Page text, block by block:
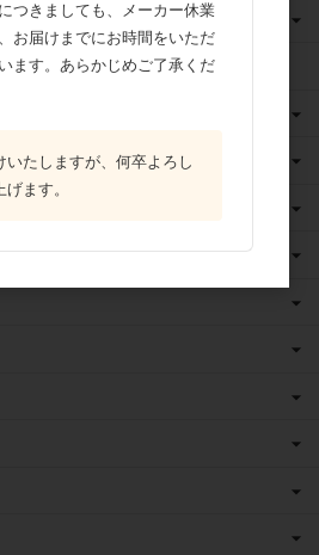
つきましても、メーカー休業
お届けまでにお時間をいただ
ます。あらかじめご了承くだ
いたしますが、何卒よろし
ます。